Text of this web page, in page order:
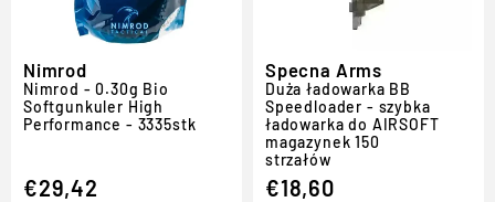
Nimrod
Nimrod - 0.30g Bio
Softgunkuler High
Performance - 3335stk
€29,42
Specna Arms
Duża ładowarka BB
Speedloader - szybka
ładowarka do AIRSOFT
magazynek 150
strzałów
€18,60